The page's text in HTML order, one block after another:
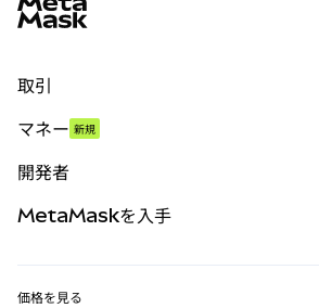
取引
パーペチュアル
RWA
マネー 新規
開発者
MetaMaskを入手
価格を見る